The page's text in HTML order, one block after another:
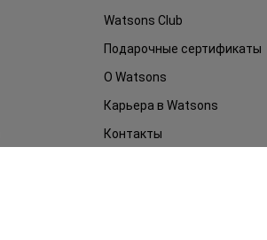
Watsons Club
Подарочные сертификаты
О Watsons
Карьера в Watsons
Контакты